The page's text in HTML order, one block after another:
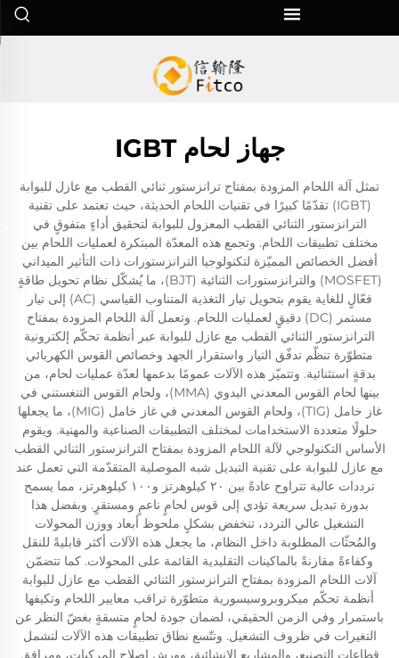
جهاز لحام IGBT
تمثل آلة اللحام المزودة بمفتاح ترانزستور ثنائي القطب مع عازل للبوابة
(IGBT) تقدّمًا كبيرًا في تقنيات اللحام الحديثة، حيث تعتمد على تقنية
الترانزستور الثنائي القطب المعزول للبوابة لتحقيق أداءٍ متفوقٍ في
مختلف تطبيقات اللحام. وتجمع هذه المعدّة المبتكرة لعمليات اللحام بين
أفضل الخصائص المميّزة لتكنولوجيا الترانزستورات ذات التأثير الميداني
(MOSFET) والترانزستورات الثنائية (BJT)، ما يُشكّل نظام تحويل طاقةٍ
فعّالٍ للغاية يقوم بتحويل تيار التغذية المتناوب القياسي (AC) إلى تيار
مستمر (DC) دقيقٍ لعمليات اللحام. وتعمل آلة اللحام المزودة بمفتاح
الترانزستور الثنائي القطب مع عازل للبوابة عبر أنظمة تحكّم إلكترونية
متطوّرة تنظّم تدفّق التيار واستقرار الجهد وخصائص القوس الكهربائي
بدقةٍ استثنائية. وتتميّز هذه الآلات عمومًا بدعمها لعدّة عمليات لحام، من
بينها لحام القوس المعدني اليدوي (MMA)، ولحام القوس التنغستني في
غاز خامل (TIG)، ولحام القوس المعدني في غاز خامل (MIG)، ما يجعلها
حلولًا متعددة الاستخدامات لمختلف التطبيقات الصناعية والمهنية. ويقوم
الأساس التكنولوجي لآلة اللحام المزودة بمفتاح الترانزستور الثنائي القطب
مع عازل للبوابة على تقنية التبديل شبه الموصلية المتقدّمة التي تعمل عند
ترددات عالية تتراوح عادةً بين ٢٠ كيلوهرتز و١٠٠ كيلوهرتز، مما يسمح
بدورة تبديل سريعة تؤدي إلى قوس لحامٍ ناعمٍ ومستقرٍ. وبفضل هذا
التشغيل عالي التردد، تنخفض بشكلٍ ملحوظ أبعاد ووزن المحولات
والمُحثّات المطلوبة داخل النظام، ما يجعل هذه الآلات أكثر قابليةً للنقل
وكفاءةً مقارنةً بالماكينات التقليدية القائمة على المحولات. كما تتضمّن
آلات اللحام المزودة بمفتاح الترانزستور الثنائي القطب مع عازل للبوابة
أنظمة تحكّم ميكروبروسيسورية متطوّرة تراقب معايير اللحام وتكيفها
باستمرار وفي الزمن الحقيقي، لضمان جودة لحامٍ متسقةٍ بغضّ النظر عن
التغيرات في ظروف التشغيل. وتتّسع نطاق تطبيقات هذه الآلات لتشمل
قطاعات التصنيع، والمشاريع الإنشائية، وورش إصلاح المركبات، ومرافق